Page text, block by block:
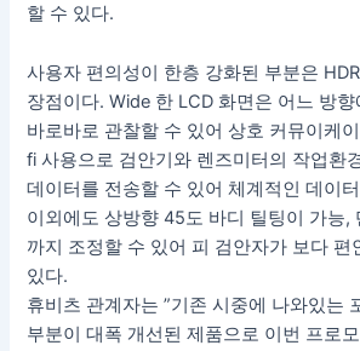
할 수 있다.
사용자 편의성이 한층 강화된 부분은
장점이다. Wide 한 LCD 화면은 어느 방
바로바로 관찰할 수 있어 상호 커뮤이케
fi 사용으로 검안기와 렌즈미터의 작업환
데이터를 전송할 수 있어 체계적인 데이
이외에도 상방향 45도 바디 틸팅이 가능,
까지 조정할 수 있어 피 검안자가 보다 편
있다.
휴비츠 관계자는 ”기존 시중에 나와있는
부분이 대폭 개선된 제품으로 이번 프로